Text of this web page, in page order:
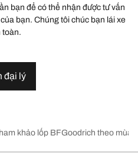
bạn để có thể nhận được tư vấn
bạn. Chúng tôi chúc bạn lái xe
toàn.
đại lý
khảo lốp BFGoodrich theo